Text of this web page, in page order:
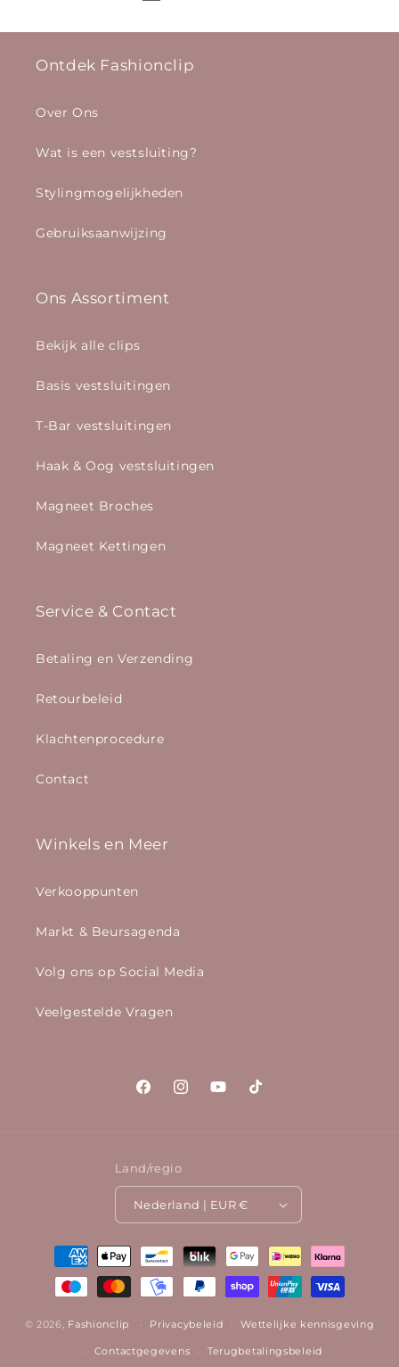
Ontdek Fashionclip
Over Ons
Wat is een vestsluiting?
Stylingmogelijkheden
Gebruiksaanwijzing
Ons Assortiment
Bekijk alle clips
Basis vestsluitingen
T-Bar vestsluitingen
Haak & Oog vestsluitingen
Magneet Broches
Magneet Kettingen
Service & Contact
Betaling en Verzending
Retourbeleid
Klachtenprocedure
Contact
Winkels en Meer
Verkooppunten
Markt & Beursagenda
Volg ons op Social Media
Veelgestelde Vragen
FacebookInstagramYouTubeTikTok
Land/regio
Nederland | EUR €
Betaalmethoden
© 2026, Fashionclip Privacybeleid Wettelijke kennisgeving
Contactgegevens Terugbetalingsbeleid